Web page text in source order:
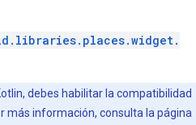
debes habilitar la compatibilidad
más información, consulta la página